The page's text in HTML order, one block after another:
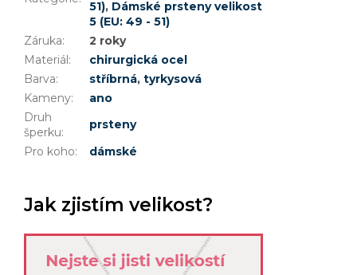
51), Dámské prsteny velikost
5 (EU: 49 - 51)
Záruka:
2 roky
Materiál:
chirurgická ocel
Barva: stříbrná, tyrkysová
Kameny:
ano
Druh
šperku:
prsteny
Pro koho: dámské
Jak zjistím velikost?